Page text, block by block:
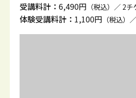
受講料計： 6,490円 （税込）／ 2チ
体験受講料計： 1,100円 （税込）